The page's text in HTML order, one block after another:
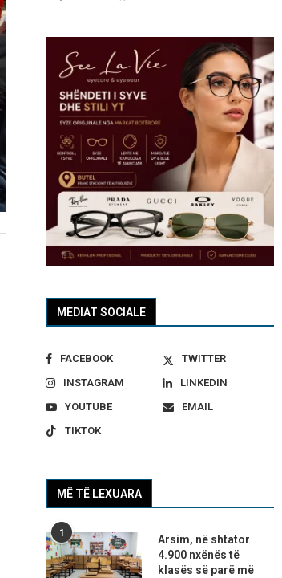
MEDIAT SOCIALE
FACEBOOK
TWITTER
INSTAGRAM
LINKEDIN
YOUTUBE
EMAIL
TIKTOK
MË TË LEXUARA
1
Arsim, në shtator
4.900 nxënës të
klasës së parë më